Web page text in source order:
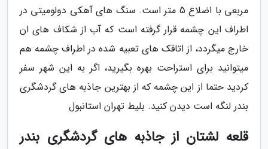
مربعی با اضلاع 5 متر است. سنگ های آهکی دولومیتی در
اطراف این چشمه قرار گرفته است که آب از شکاف های ان
خارج میگردد، از اتاقک های تعبیه شده در اطراف چشمه هم
میتوانید برای استراحت بهره بگیرید، اگر به این شهر سفر
کردید حتما از این چشمه که از بهترین جاذبه های گردشگری
بندر لنگه است دیدن کنید. بلیط تهران استانبول
قلعه لشتان از جاذبه های گردشگری بندر